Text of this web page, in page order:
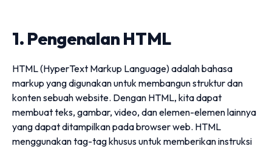
1. Pengenalan HTML
HTML (HyperText Markup Language) adalah bahasa
markup yang digunakan untuk membangun struktur dan
konten sebuah website. Dengan HTML, kita dapat
membuat teks, gambar, video, dan elemen-elemen lainnya
yang dapat ditampilkan pada browser web. HTML
menggunakan tag-tag khusus untuk memberikan instruksi